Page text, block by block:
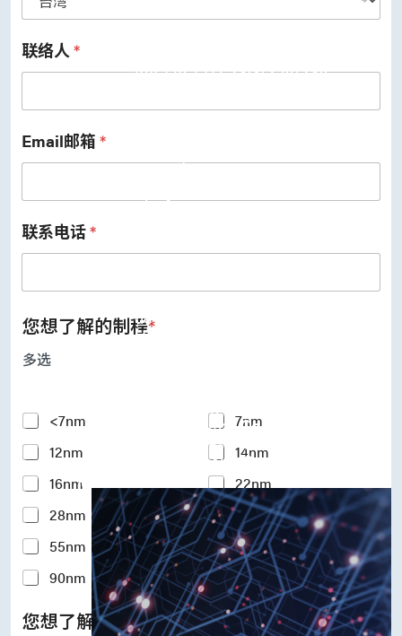
MIPI M-PHY v5.0/v4.1/v3.1
UniPro Controller 2.0 (host /
device)
UniPro Controller 1.8 (host /
IP Integration Service
USB PHY and Controller
MIPI C/D PHY and Controller
PCIe PHY and Controller
解决方案
联络人*
Email邮箱 *
联系电话*
您想了解的制程*
多选
Y
o
u
r
I
n
t
e
r
e
s
t
e
<7nm
7nm
12nm
14nm
16nm
22nm
28nm
40nm
55nm
65nm
90nm
110-180nm
您想了解的硅智财IP*